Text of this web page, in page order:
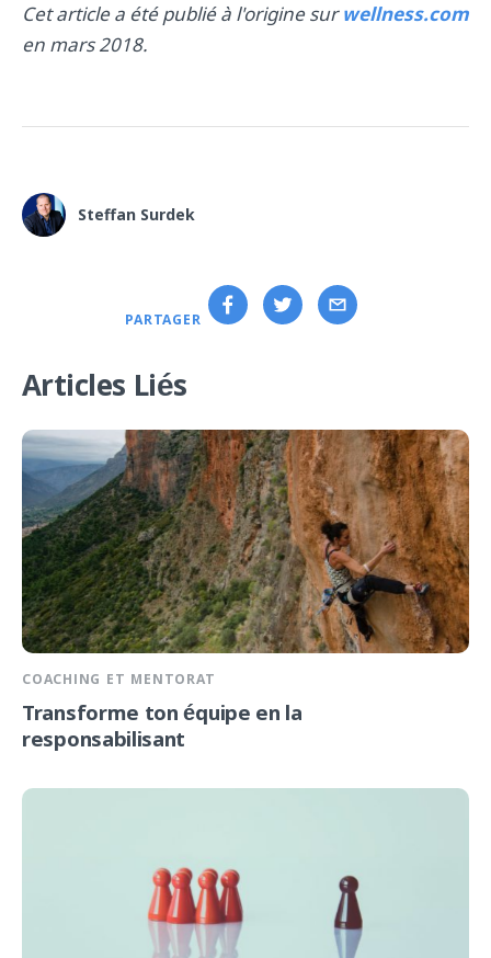
Cet article a été publié à l'origine surwellness.com
en mars 2018.
Steffan Surdek
PARTAGER
Articles Liés
COACHING ET MENTORAT
Transforme ton équipe en la
responsabilisant